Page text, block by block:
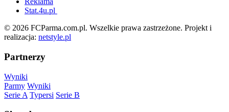
Stat.4u.pl
© 2026 FCParma.com.pl. Wszelkie prawa zastrzeżone. Projekt i
realizacja: netstyle.pl
Partnerzy
Wyniki
Parmy Wyniki
Serie A Typersi Serie B